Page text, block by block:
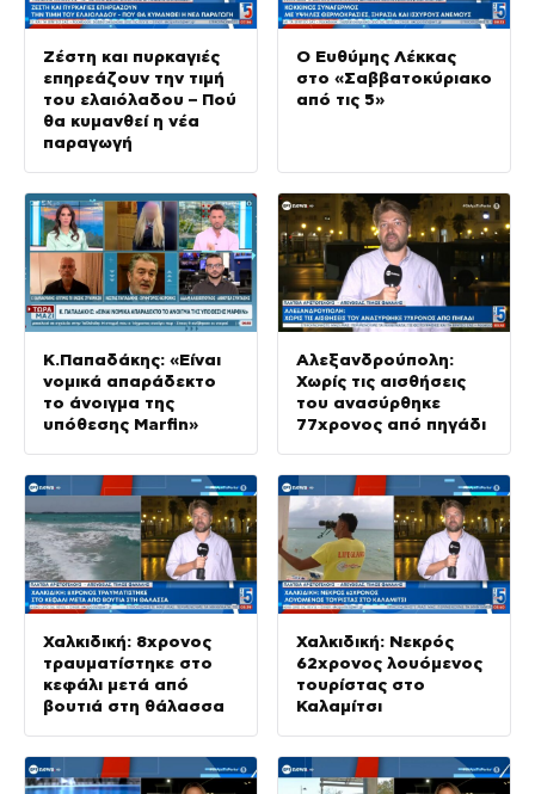
Ζέστη και πυρκαγιές
επηρεάζουν την τιμή
του ελαιόλαδου – Πού
θα κυμανθεί η νέα
παραγωγή
Ο Ευθύμης Λέκκας
στο «Σαββατοκύριακο
από τις 5»
Κ.Παπαδάκης: «Είναι
νομικά απαράδεκτο
το άνοιγμα της
υπόθεσης Μarfin»
Αλεξανδρούπολη:
Χωρίς τις αισθήσεις
του ανασύρθηκε
77χρονος από πηγάδι
Χαλκιδική: 8χρονος
τραυματίστηκε στο
κεφάλι μετά από
βουτιά στη θάλασσα
Χαλκιδική: Νεκρός
62χρονος λουόμενος
τουρίστας στο
Καλαμίτσι